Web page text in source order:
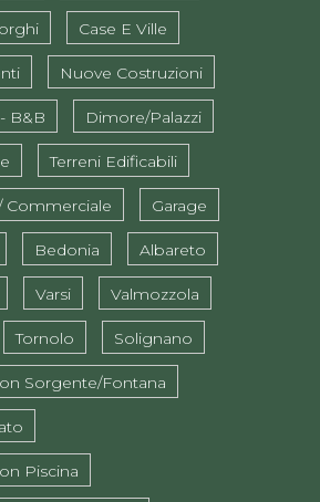
Case E Ville
Nuove Costruzioni
B&B Dimore/Palazzi
Terreni Edificabili
Commerciale Garage
Bedonia Albareto
Varsi Valmozzola
Tornolo Solignano
Sorgente/fontana
Piscina